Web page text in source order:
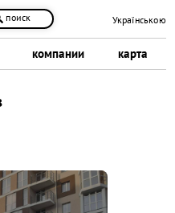
компании карта
поиск Українською